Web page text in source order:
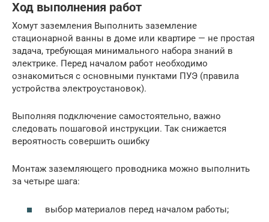
Ход выполнения работ
Хомут заземления Выполнить заземление
стационарной ванны в доме или квартире — не простая
задача, требующая минимального набора знаний в
электрике. Перед началом работ необходимо
ознакомиться с основными пунктами ПУЭ (правила
устройства электроустановок).
Выполняя подключение самостоятельно, важно
следовать пошаговой инструкции. Так снижается
вероятность совершить ошибку
Монтаж заземляющего проводника можно выполнить
за четыре шага:
выбор материалов перед началом работы;